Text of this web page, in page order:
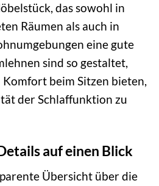
das sowohl in
Räumen als auch in
eine gute
sind so gestaltet,
Komfort beim Sitzen bieten,
der Schlaffunktion zu
auf einen Blick
Übersicht über die